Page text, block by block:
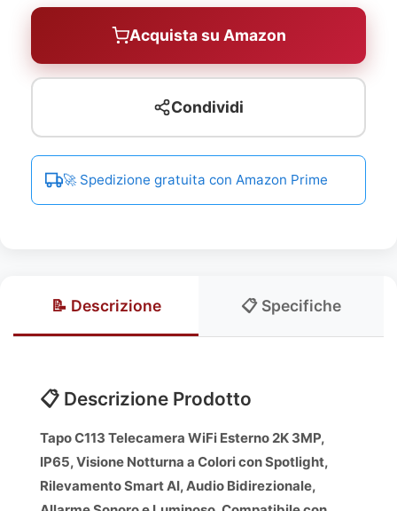
Acquista su Amazon
Condividi
🚀 Spedizione gratuita con Amazon Prime
📝 Descrizione 📋 Specifiche
📋 Descrizione Prodotto
Tapo C113 Telecamera WiFi Esterno 2K 3MP,
IP65, Visione Notturna a Colori con Spotlight,
Rilevamento Smart AI, Audio Bidirezionale,